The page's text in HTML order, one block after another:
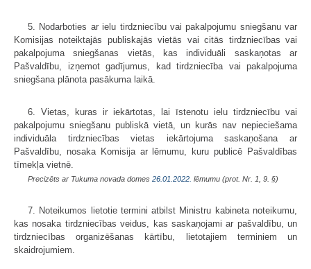
5. Nodarboties ar ielu tirdzniecību vai pakalpojumu sniegšanu var
Komisijas noteiktajās publiskajās vietās vai citās tirdzniecības vai
pakalpojuma sniegšanas vietās, kas individuāli saskaņotas ar
Pašvaldību, izņemot gadījumus, kad tirdzniecība vai pakalpojuma
sniegšana plānota pasākuma laikā.
6. Vietas, kuras ir iekārtotas, lai īstenotu ielu tirdzniecību vai
pakalpojumu sniegšanu publiskā vietā, un kurās nav nepieciešama
individuāla tirdzniecības vietas iekārtojuma saskaņošana ar
Pašvaldību, nosaka Komisija ar lēmumu, kuru publicē Pašvaldības
tīmekļa vietnē.
Precizēts ar Tukuma novada domes 26.01.2022. lēmumu (prot. Nr. 1, 9. §)
7. Noteikumos lietotie termini atbilst Ministru kabineta noteikumu,
kas nosaka tirdzniecības veidus, kas saskaņojami ar pašvaldību, un
tirdzniecības organizēšanas kārtību, lietotajiem terminiem un
skaidrojumiem.